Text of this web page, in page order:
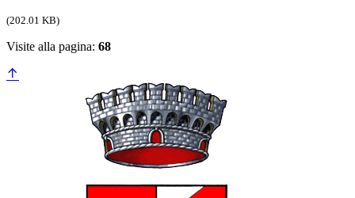
(202.01 KB)
Visite alla pagina: 68